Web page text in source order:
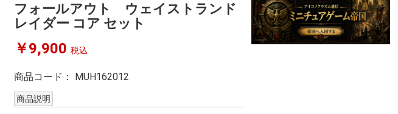
フォールアウト ウェイストランド
レイダー コア セット
￥9,900 税込
商品コード： MUH162012
商品説明